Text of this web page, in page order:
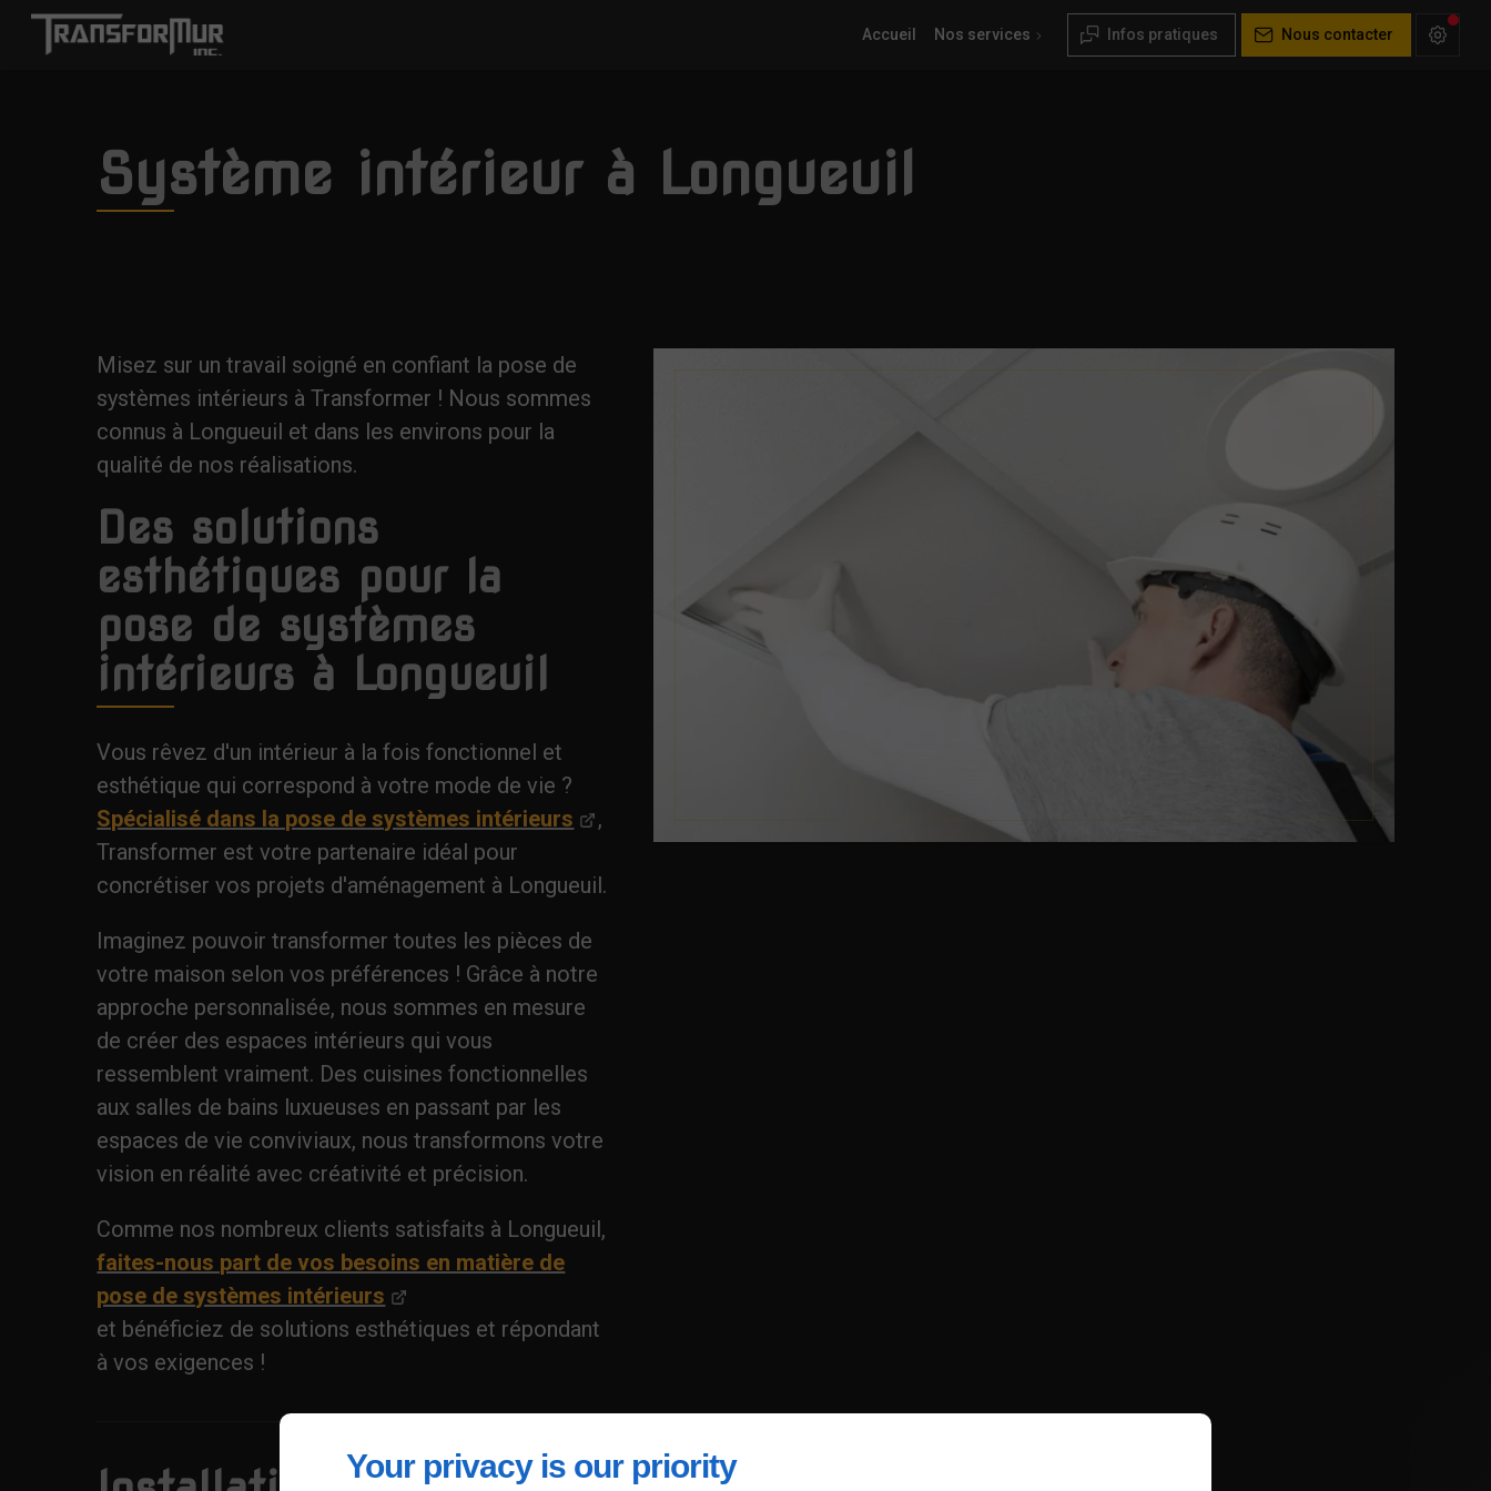
Your privacy is our priority
Accueil Nos services Infos pratiques Nous contacter
Système intérieur à Longueuil
Misez sur un travail soigné en confiant la pose de
systèmes intérieurs à Transformer ! Nous sommes
connus à Longueuil et dans les environs pour la
qualité de nos réalisations.
Des solutions
esthétiques pour la
pose de systèmes
intérieurs à Longueuil
Vous rêvez d'un intérieur à la fois fonctionnel et
esthétique qui correspond à votre mode de vie ?
Spécialisé dans la pose de systèmes intérieurs
,
Transformer est votre partenaire idéal pour
concrétiser vos projets d'aménagement à Longueuil.
Imaginez pouvoir transformer toutes les pièces de
votre maison selon vos préférences ! Grâce à notre
approche personnalisée, nous sommes en mesure
de créer des espaces intérieurs qui vous
ressemblent vraiment. Des cuisines fonctionnelles
aux salles de bains luxueuses en passant par les
espaces de vie conviviaux, nous transformons votre
vision en réalité avec créativité et précision.
Comme nos nombreux clients satisfaits à Longueuil,
faites-nous part de vos besoins en matière de
pose de systèmes intérieurs
et bénéficiez de solutions esthétiques et répondant
à vos exigences !